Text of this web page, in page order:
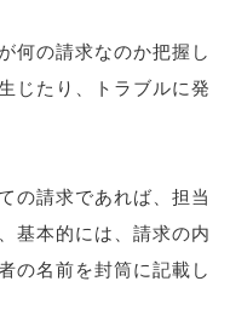
何の請求なのか把握し
じたり、トラブルに発
の請求であれば、担当
基本的には、請求の内
の名前を封筒に記載し